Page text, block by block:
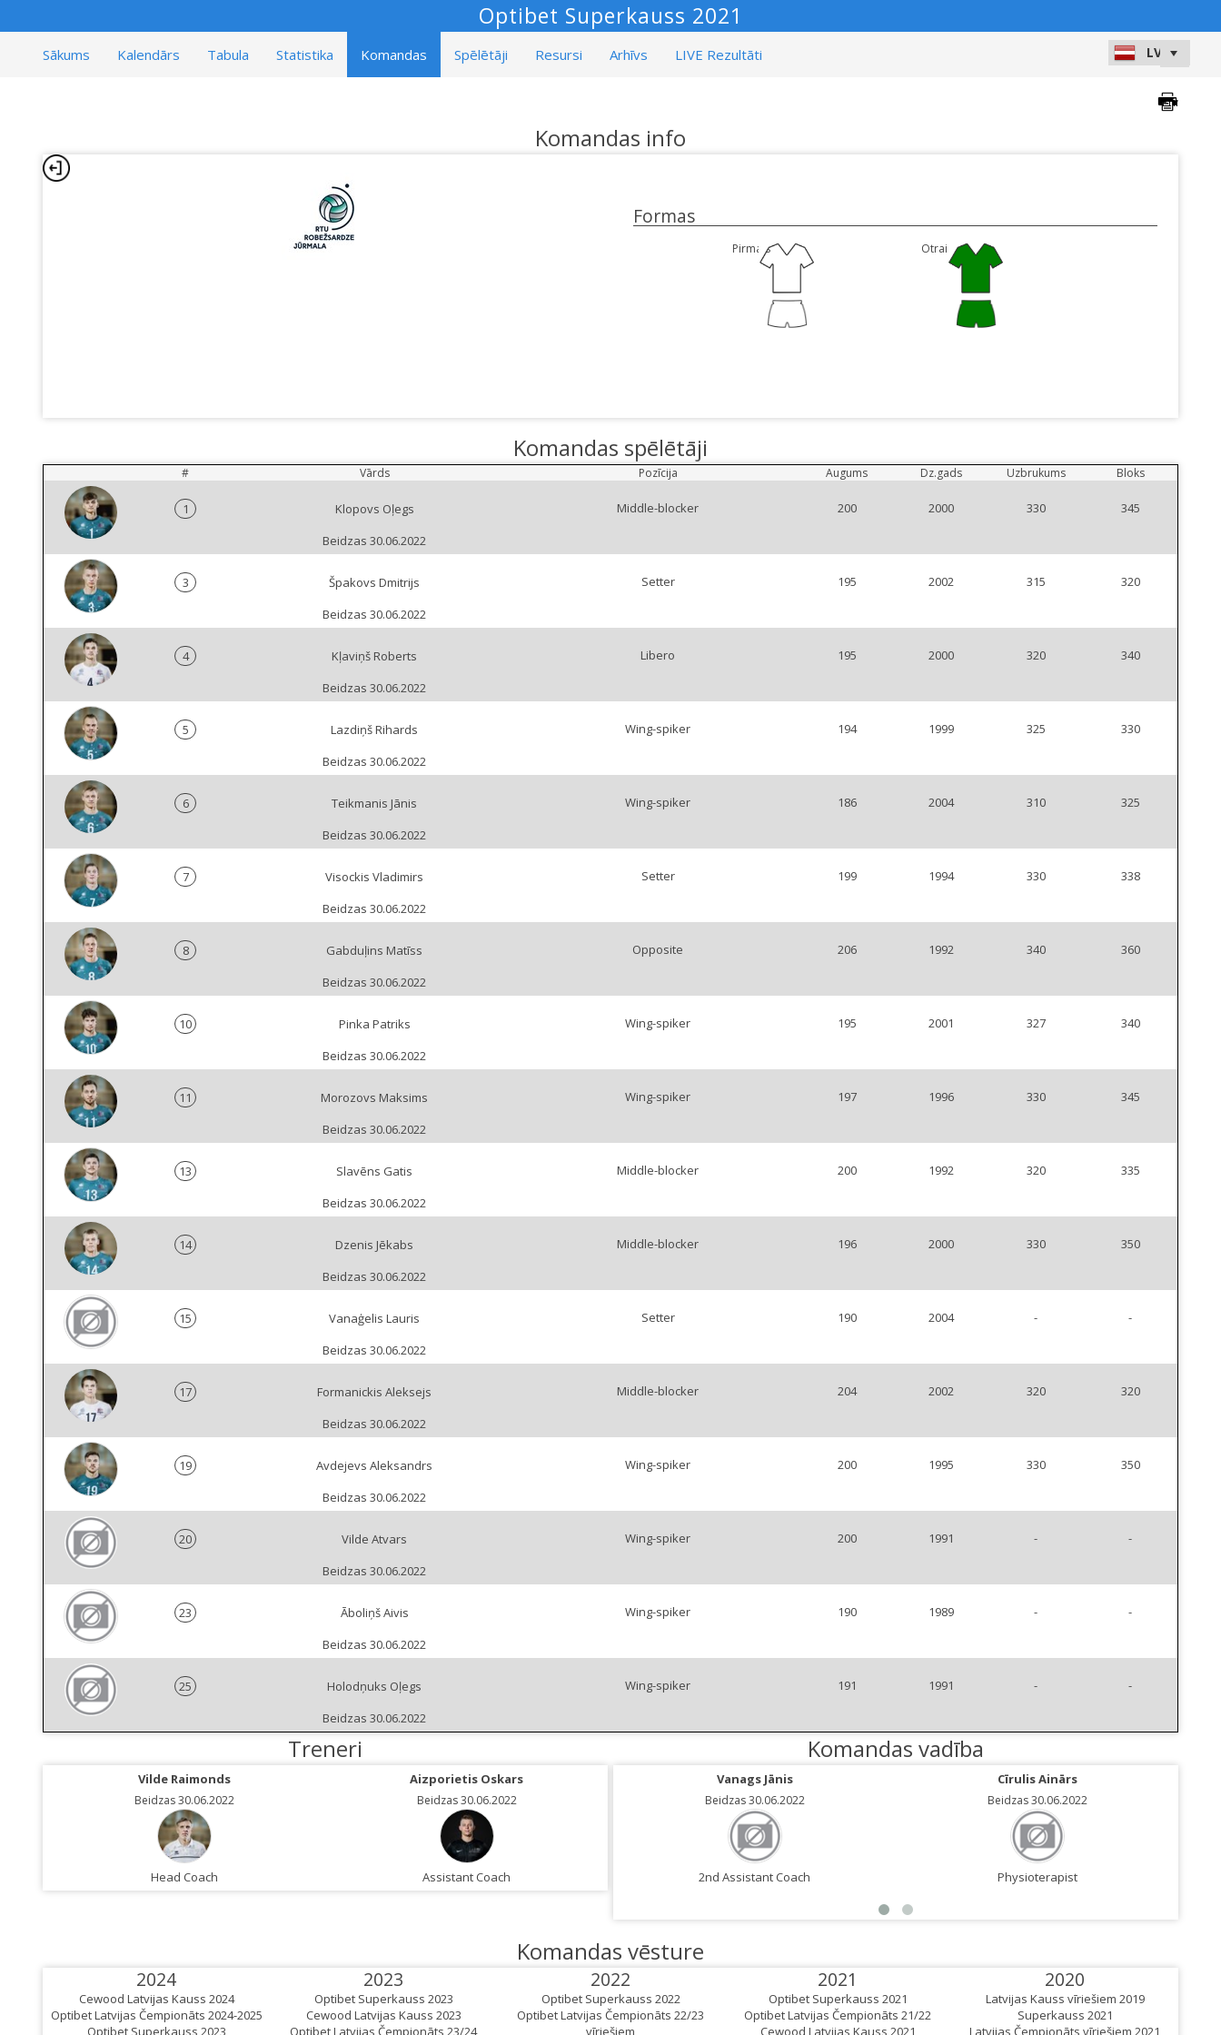
Optibet Superkauss 2021
Sākums Kalendārs Tabula Statistika Komandas Spēlētāji Resursi Arhīvs LIVE Rezultāti
Komandas info
Formas
Pirmais Otrais
Komandas spēlētāji
# Vārds Pozīcija Augums Dz.gads Uzbrukums Bloks
1
Klopovs Oļegs
Beidzas 30.06.2022
Middle-blocker 200 2000 330 345
3
Špakovs Dmitrijs
Beidzas 30.06.2022
Setter 195 2002 315 320
4
Kļaviņš Roberts
Beidzas 30.06.2022
Libero 195 2000 320 340
5
Lazdiņš Rihards
Beidzas 30.06.2022
Wing-spiker 194 1999 325 330
6
Teikmanis Jānis
Beidzas 30.06.2022
Wing-spiker 186 2004 310 325
7
Visockis Vladimirs
Beidzas 30.06.2022
Setter 199 1994 330 338
8
Gabduļins Matīss
Beidzas 30.06.2022
Opposite 206 1992 340 360
10
Pinka Patriks
Beidzas 30.06.2022
Wing-spiker 195 2001 327 340
11
Morozovs Maksims
Beidzas 30.06.2022
Wing-spiker 197 1996 330 345
13
Slavēns Gatis
Beidzas 30.06.2022
Middle-blocker 200 1992 320 335
14
Dzenis Jēkabs
Beidzas 30.06.2022
Middle-blocker 196 2000 330 350
15
Vanaģelis Lauris
Beidzas 30.06.2022
Setter 190 2004 - -
17
Formanickis Aleksejs
Beidzas 30.06.2022
Middle-blocker 204 2002 320 320
19
Avdejevs Aleksandrs
Beidzas 30.06.2022
Wing-spiker 200 1995 330 350
20
Vilde Atvars
Beidzas 30.06.2022
Wing-spiker 200 1991 - -
23
Āboliņš Aivis
Beidzas 30.06.2022
Wing-spiker 190 1989 - -
25
Holodņuks Oļegs
Beidzas 30.06.2022
Wing-spiker 191 1991 - -
Treneri
Vilde Raimonds
Beidzas 30.06.2022
Head Coach
Aizporietis Oskars
Beidzas 30.06.2022
Assistant Coach
Komandas vadība
Vanags Jānis
Beidzas 30.06.2022
2nd Assistant Coach
Cīrulis Ainārs
Beidzas 30.06.2022
Physioterapist
Komandas vēsture
2024
Cewood Latvijas Kauss 2024
Optibet Latvijas Čempionāts 2024-2025
Optibet Superkauss 2023
2023
Optibet Superkauss 2023
Cewood Latvijas Kauss 2023
Optibet Latvijas Čempionāts 23/24
2022
Optibet Superkauss 2022
Optibet Latvijas Čempionāts 22/23
vīriešiem
2021
Optibet Superkauss 2021
Optibet Latvijas Čempionāts 21/22
Cewood Latvijas Kauss 2021
2020
Latvijas Kauss vīriešiem 2019
Superkauss 2021
Latvijas Čempionāts vīriešiem 2021